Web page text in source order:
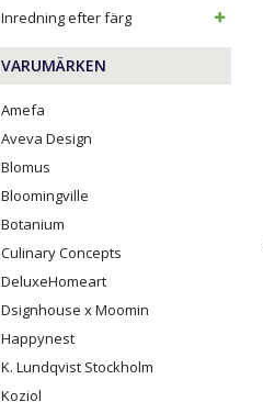
Inredning efter färg
VARUMÄRKEN
Amefa
Aveva Design
Blomus
Bloomingville
Botanium
Culinary Concepts
DeluxeHomeart
Dsignhouse x Moomin
Happynest
K. Lundqvist Stockholm
Koziol